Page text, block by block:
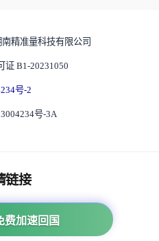
费加速回国
南精准量科技有限公司
证 B1-20231050
号-2
号-3A
链接
加速器